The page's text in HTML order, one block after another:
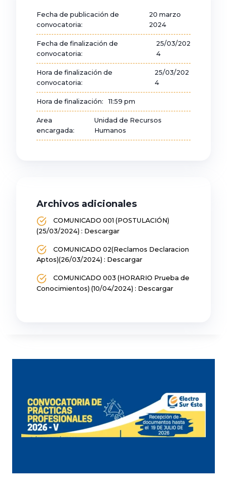
Fecha de publicación de
convocatoria:
20 marzo
2024
Fecha de finalización de
convocatoria:
25/03/202
4
Hora de finalización de
convocatoria:
25/03/202
4
Hora de finalización: 11:59 pm
Area
encargada:
Unidad de Recursos
Humanos
Archivos adicionales
COMUNICADO 001 (POSTULACIÓN)
(25/03/2024) : Descargar
COMUNICADO 02(Reclamos Declaracion
Aptos)(26/03/2024) : Descargar
COMUNICADO 003 (HORARIO Prueba de
Conocimientos) (10/04/2024) : Descargar